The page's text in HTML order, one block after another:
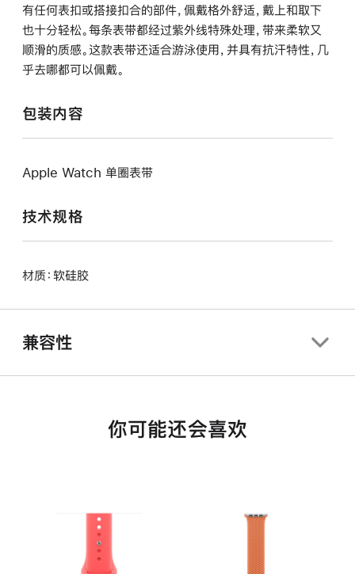
有任何表扣或搭接扣合的部件，佩戴格外舒适，戴上和取下
也十分轻松。每条表带都经过紫外线特殊处理，带来柔软又
顺滑的质感。这款表带还适合游泳使用，并具有抗汗特性，几
乎去哪都可以佩戴。
包装内容
Apple Watch 单圈表带
技术规格
材质：软硅胶
兼容性
你可能还会喜欢